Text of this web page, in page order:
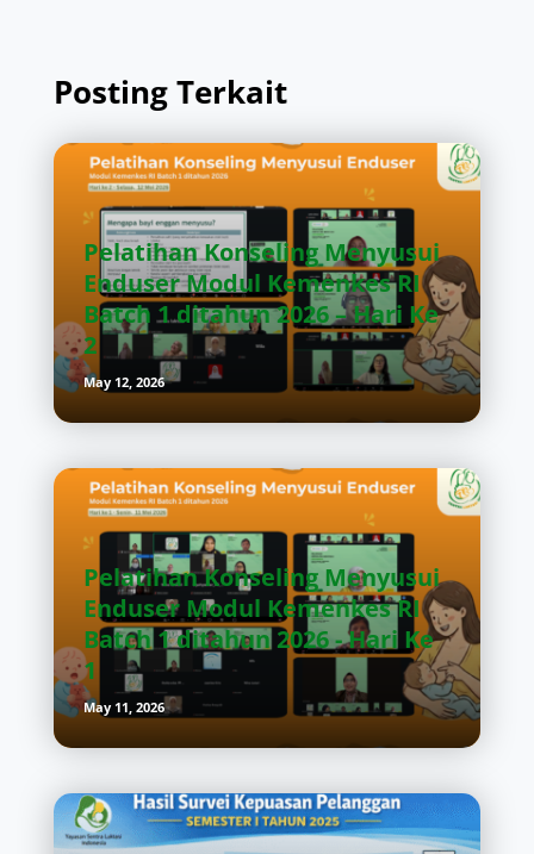
Posting Terkait
Pelatihan Konseling Menyusui
Enduser Modul Kemenkes RI
Batch 1 ditahun 2026 – Hari Ke
2
May 12, 2026
Pelatihan Konseling Menyusui
Enduser Modul Kemenkes RI
Batch 1 ditahun 2026 - Hari Ke
1
May 11, 2026